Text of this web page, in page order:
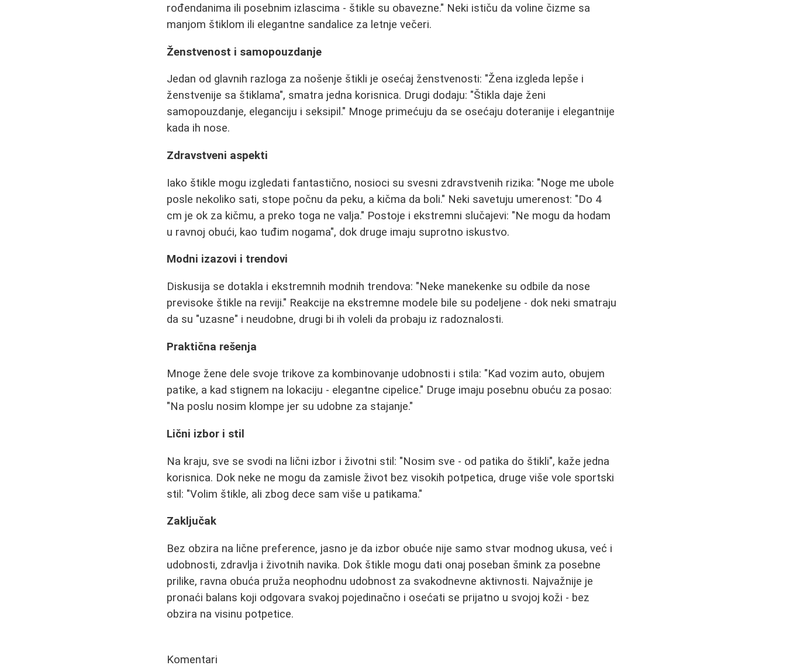
rođendanima ili posebnim izlascima - štikle su obavezne." Neki ističu da voline čizme sa
manjom štiklom ili elegantne sandalice za letnje večeri.
Ženstvenost i samopouzdanje
Jedan od glavnih razloga za nošenje štikli je osećaj ženstvenosti: "Žena izgleda lepše i
ženstvenije sa štiklama", smatra jedna korisnica. Drugi dodaju: "Štikla daje ženi
samopouzdanje, eleganciju i seksipil." Mnoge primećuju da se osećaju doteranije i elegantnije
kada ih nose.
Zdravstveni aspekti
Iako štikle mogu izgledati fantastično, nosioci su svesni zdravstvenih rizika: "Noge me ubole
posle nekoliko sati, stope počnu da peku, a kičma da boli." Neki savetuju umerenost: "Do 4
cm je ok za kičmu, a preko toga ne valja." Postoje i ekstremni slučajevi: "Ne mogu da hodam
u ravnoj obući, kao tuđim nogama", dok druge imaju suprotno iskustvo.
Modni izazovi i trendovi
Diskusija se dotakla i ekstremnih modnih trendova: "Neke manekenke su odbile da nose
previsoke štikle na reviji." Reakcije na ekstremne modele bile su podeljene - dok neki smatraju
da su "uzasne" i neudobne, drugi bi ih voleli da probaju iz radoznalosti.
Praktična rešenja
Mnoge žene dele svoje trikove za kombinovanje udobnosti i stila: "Kad vozim auto, obujem
patike, a kad stignem na lokaciju - elegantne cipelice." Druge imaju posebnu obuću za posao:
"Na poslu nosim klompe jer su udobne za stajanje."
Lični izbor i stil
Na kraju, sve se svodi na lični izbor i životni stil: "Nosim sve - od patika do štikli", kaže jedna
korisnica. Dok neke ne mogu da zamisle život bez visokih potpetica, druge više vole sportski
stil: "Volim štikle, ali zbog dece sam više u patikama."
Zaključak
Bez obzira na lične preference, jasno je da izbor obuće nije samo stvar modnog ukusa, već i
udobnosti, zdravlja i životnih navika. Dok štikle mogu dati onaj poseban šmink za posebne
prilike, ravna obuća pruža neophodnu udobnost za svakodnevne aktivnosti. Najvažnije je
pronaći balans koji odgovara svakoj pojedinačno i osećati se prijatno u svojoj koži - bez
obzira na visinu potpetice.
Komentari